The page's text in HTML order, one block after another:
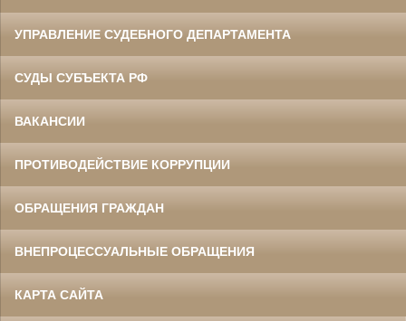
УПРАВЛЕНИЕ СУДЕБНОГО ДЕПАРТАМЕНТА
СУДЫ СУБЪЕКТА РФ
ВАКАНСИИ
ПРОТИВОДЕЙСТВИЕ КОРРУПЦИИ
ОБРАЩЕНИЯ ГРАЖДАН
ВНЕПРОЦЕССУАЛЬНЫЕ ОБРАЩЕНИЯ
КАРТА САЙТА